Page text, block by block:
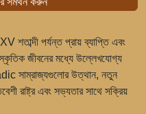
পর্যন্ত প্রায় ব্যাপ্তি এবং
জীবনের মধ্যে উল্লেখযোগ্য
সাম্রাজ্যগুলোর উত্থান, নতুন
রাষ্ট্র এবং সভ্যতার সাথে সক্রিয়